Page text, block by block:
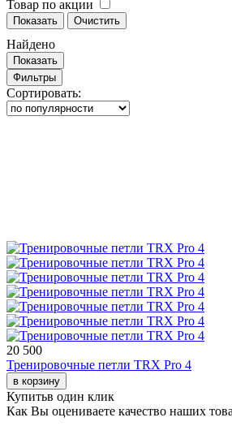
Товар по акции
Показать Очистить
Найдено
Показать
Фильтры
Сортировать:
20 500
Тренировочные петли TRX Pro 4
в корзину
Купитьв один клик
Как Вы оцениваете качество наших